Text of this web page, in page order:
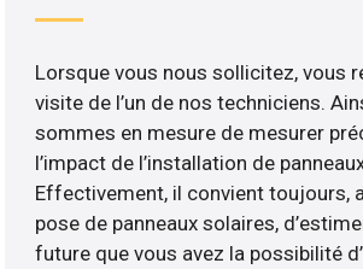
Lorsque vous nous sollicitez, vous
visite de l’un de nos techniciens.
sommes en mesure de mesurer
l’impact de l’installation de
Effectivement, il convient toujours,
pose de panneaux solaires,
future que vous avez la possibilité